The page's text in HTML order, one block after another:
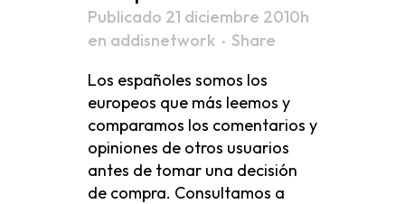
Publicado 21 diciembre 2010h
en addisnetwork
Share
Los españoles somos los
europeos que más leemos y
comparamos los comentarios y
opiniones de otros usuarios
antes de tomar una decisión
de compra. Consultamos a